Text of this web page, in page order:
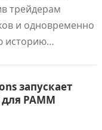
трейдерам
и одновременно
историю…
запускает
PAMM